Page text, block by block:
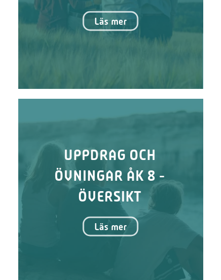
Läs mer
UPPDRAG OCH
ÖVNINGAR ÅK 8 -
ÖVERSIKT
Läs mer